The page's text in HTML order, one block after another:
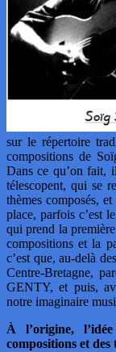
sur le répertoire
compositions de
Dans ce qu’on fait,
télescopent, qui se
thèmes composés,
place, parfois c’est
qui prend la
compositions et la
c’est que, au-delà
Centre-Bretagne,
GENTY, et puis,
notre imaginaire
À l’origine,
compositions et des